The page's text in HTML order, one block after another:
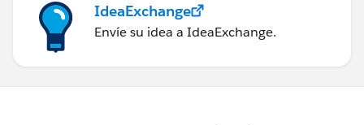
IdeaExchange
Envíe su idea a IdeaExchange.